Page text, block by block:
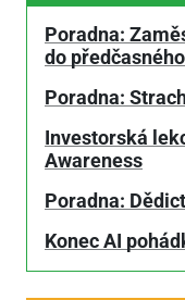
Poradna:
do
Poradna:
Investorská
Awareness
Poradna:
Konec AI